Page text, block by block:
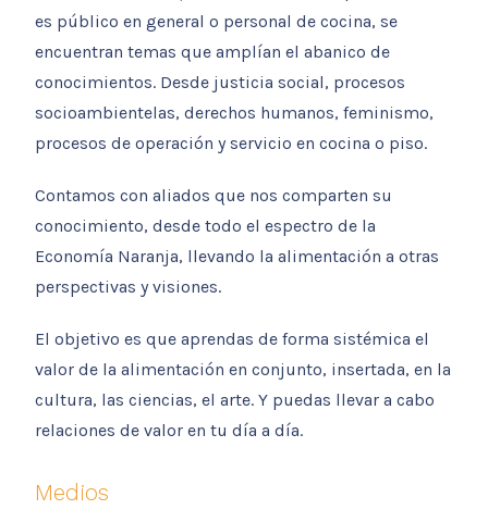
es público en general o personal de cocina, se
encuentran temas que amplían el abanico de
conocimientos. Desde justicia social, procesos
socioambientelas, derechos humanos, feminismo,
procesos de operación y servicio en cocina o piso.
Contamos con aliados que nos comparten su
conocimiento, desde todo el espectro de la
Economía Naranja, llevando la alimentación a otras
perspectivas y visiones.
El objetivo es que aprendas de forma sistémica el
valor de la alimentación en conjunto, insertada, en la
cultura, las ciencias, el arte. Y puedas llevar a cabo
relaciones de valor en tu día a día.
Medios